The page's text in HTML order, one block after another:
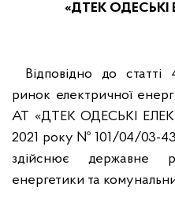
«ДТЕК ОДЕСЬКІ
Відповідно до
ринок електричної
АТ «ДТЕК ОДЕСЬКІ
2021 року № 101/04/03-
здійснює державне
енергетики та